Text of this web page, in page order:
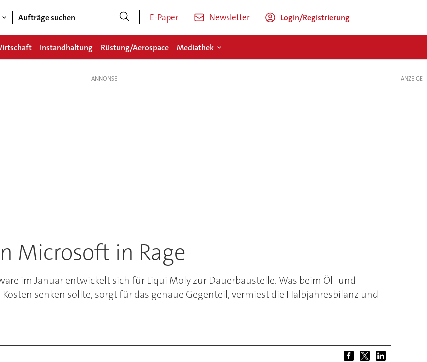
Aufträge suchen E-Paper Newsletter Login/Registrierung
Instandhaltung Rüstung/Aerospace Mediathek
Microsoft in Rage
im Januar entwickelt sich für Liqui Moly zur Dauerbaustelle. Was beim Öl- und
senken sollte, sorgt für das genaue Gegenteil, vermiest die Halbjahresbilanz und
ANZEIGE